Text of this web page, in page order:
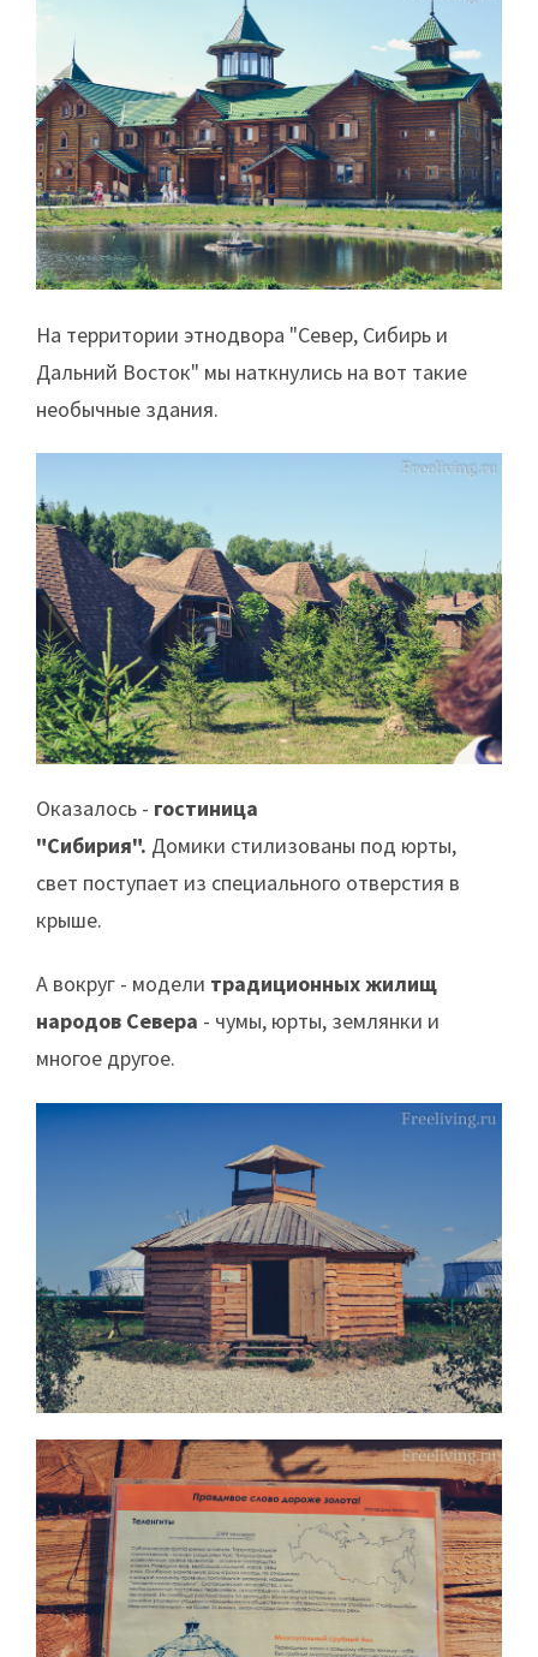
На территории этнодвора "Север, Сибирь и
Дальний Восток" мы наткнулись на вот такие
необычные здания.
Оказалось - гостиница
"Сибирия". Домики стилизованы под юрты,
свет поступает из специального отверстия в
крыше.
А вокруг - модели традиционных жилищ
народов Севера - чумы, юрты, землянки и
многое другое.